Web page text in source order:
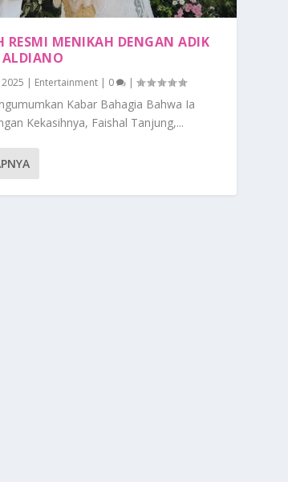
MENIKAH DENGAN ADIK
| Entertainment | 0 |
Kabar Bahagia Bahwa Ia
Kekasihnya, Faishal Tanjung,...